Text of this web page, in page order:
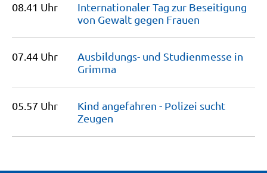
08.41 Uhr
Internationaler Tag zur Beseitigung
von Gewalt gegen Frauen
07.44 Uhr
Ausbildungs- und Studienmesse in
Grimma
05.57 Uhr
Kind angefahren - Polizei sucht
Zeugen